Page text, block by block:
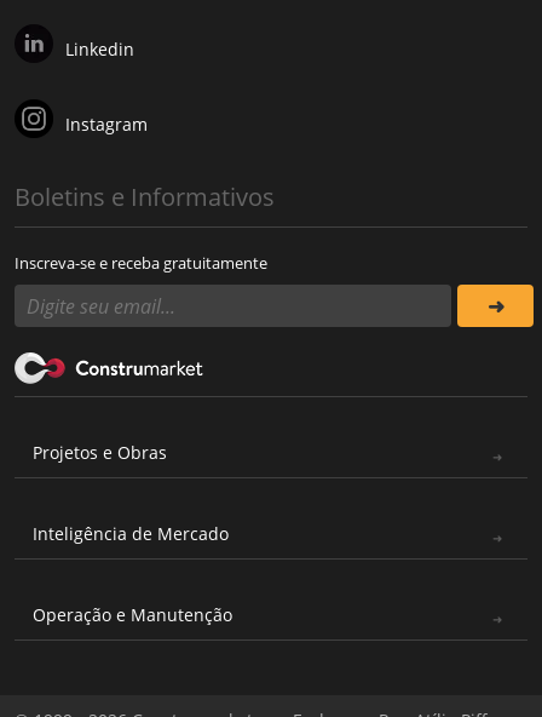
Linkedin
Instagram
Boletins e Informativos
Inscreva-se e receba gratuitamente
Projetos e Obras
Inteligência de Mercado
Operação e Manutenção